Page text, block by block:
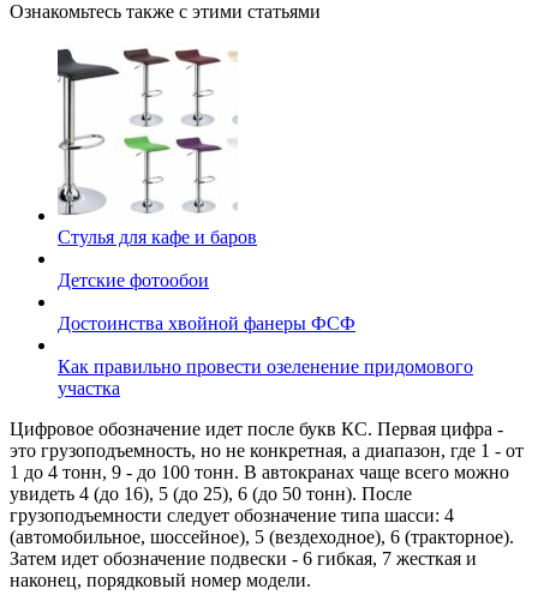
Ознакомьтесь также с этими статьями
Стулья для кафе и баров
Детские фотообои
Достоинства хвойной фанеры ФСФ
Как правильно провести озеленение придомового
участка
Цифровое обозначение идет после букв КС. Первая цифра -
это грузоподъемность, но не конкретная, а диапазон, где 1 - от
1 до 4 тонн, 9 - до 100 тонн. В автокранах чаще всего можно
увидеть 4 (до 16), 5 (до 25), 6 (до 50 тонн). После
грузоподъемности следует обозначение типа шасси: 4
(автомобильное, шоссейное), 5 (вездеходное), 6 (тракторное).
Затем идет обозначение подвески - 6 гибкая, 7 жесткая и
наконец, порядковый номер модели.